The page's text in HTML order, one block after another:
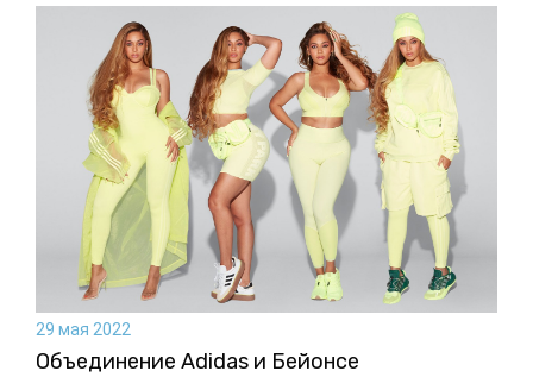
29 мая 2022
Объединение Adidas и Бейонсе